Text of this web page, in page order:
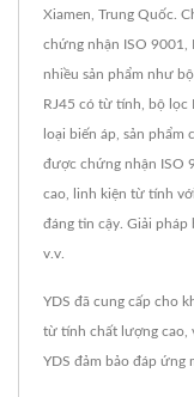
Xiamen, Trung Quốc.
chứng nhận ISO 9001,
nhiều sản phẩm như
RJ45 có từ tính, bộ lọc
loại biến áp, sản phẩm
được chứng nhận ISO
cao, linh kiện từ tính
đáng tin cậy. Giải pháp
v.v.
YDS đã cung cấp cho
từ tính chất lượng cao,
YDS đảm bảo đáp ứng